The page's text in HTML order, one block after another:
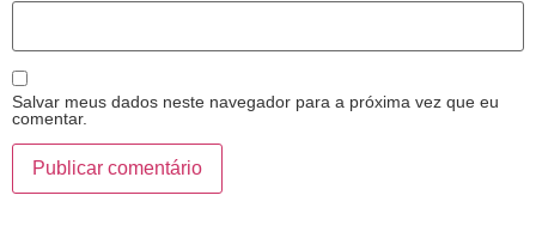
Salvar meus dados neste navegador para a próxima vez que eu
comentar.